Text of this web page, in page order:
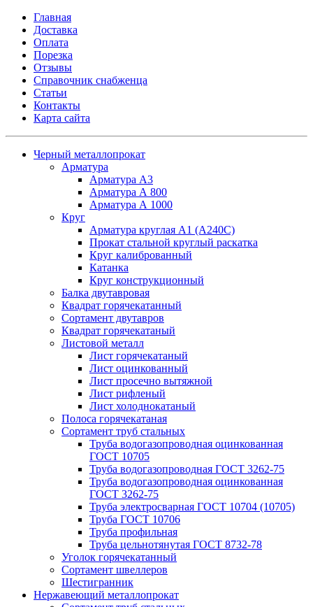
Главная
Доставка
Оплата
Порезка
Отзывы
Справочник снабженца
Статьи
Контакты
Карта сайта
Черный металлопрокат
Арматура
Арматура А3
Арматура А 800
Арматура А 1000
Круг
Арматура круглая А1 (А240C)
Прокат стальной круглый раскатка
Круг калиброванный
Катанка
Круг конструкционный
Балка двутавровая
Квадрат горячекатанный
Сортамент двутавров
Квадрат горячекатаный
Листовой металл
Лист горячекатаный
Лист оцинкованный
Лист просечно вытяжной
Лист рифленый
Лист холоднокатаный
Полоса горячекатаная
Сортамент труб стальных
Труба водогазопроводная оцинкованная
ГОСТ 10705
Труба водогазопроводная ГОСТ 3262-75
Труба водогазопроводная оцинкованная
ГОСТ 3262-75
Труба электросварная ГОСТ 10704 (10705)
Труба ГОСТ 10706
Труба профильная
Труба цельнотянутая ГОСТ 8732-78
Уголок горячекатанный
Сортамент швеллеров
Шестигранник
Нержавеющий металлопрокат